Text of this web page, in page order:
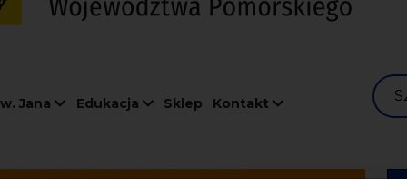
Jana Edukacja Sklep Kontakt